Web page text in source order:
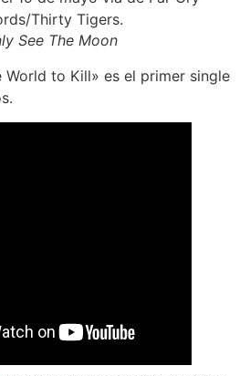
See The Moon
World to Kill» es el primer single